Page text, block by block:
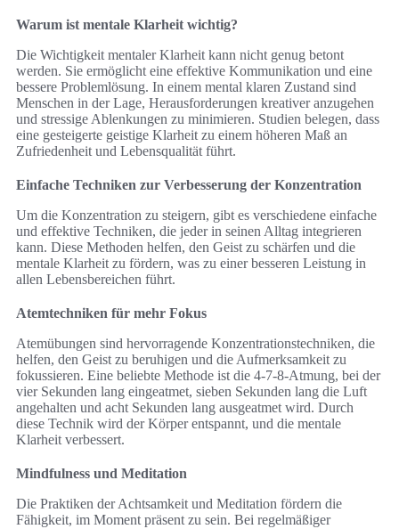
Warum ist mentale Klarheit wichtig?
Die Wichtigkeit mentaler Klarheit kann nicht genug betont
werden. Sie ermöglicht eine effektive Kommunikation und eine
bessere Problemlösung. In einem mental klaren Zustand sind
Menschen in der Lage, Herausforderungen kreativer anzugehen
und stressige Ablenkungen zu minimieren. Studien belegen, dass
eine gesteigerte geistige Klarheit zu einem höheren Maß an
Zufriedenheit und Lebensqualität führt.
Einfache Techniken zur Verbesserung der Konzentration
Um die Konzentration zu steigern, gibt es verschiedene einfache
und effektive Techniken, die jeder in seinen Alltag integrieren
kann. Diese Methoden helfen, den Geist zu schärfen und die
mentale Klarheit zu fördern, was zu einer besseren Leistung in
allen Lebensbereichen führt.
Atemtechniken für mehr Fokus
Atemübungen sind hervorragende Konzentrationstechniken, die
helfen, den Geist zu beruhigen und die Aufmerksamkeit zu
fokussieren. Eine beliebte Methode ist die 4-7-8-Atmung, bei der
vier Sekunden lang eingeatmet, sieben Sekunden lang die Luft
angehalten und acht Sekunden lang ausgeatmet wird. Durch
diese Technik wird der Körper entspannt, und die mentale
Klarheit verbessert.
Mindfulness und Meditation
Die Praktiken der Achtsamkeit und Meditation fördern die
Fähigkeit, im Moment präsent zu sein. Bei regelmäßiger